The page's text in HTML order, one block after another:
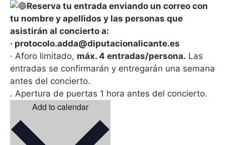
Reserva tu entrada enviando un correo con
tu nombre y apellidos y las personas que
asistirán al concierto a:
· protocolo.adda@diputacionalicante.es
· Aforo limitado, máx. 4 entradas/persona. Las
entradas se confirmarán y entregarán una semana
antes del concierto.
. Apertura de puertas 1 hora antes del concierto.